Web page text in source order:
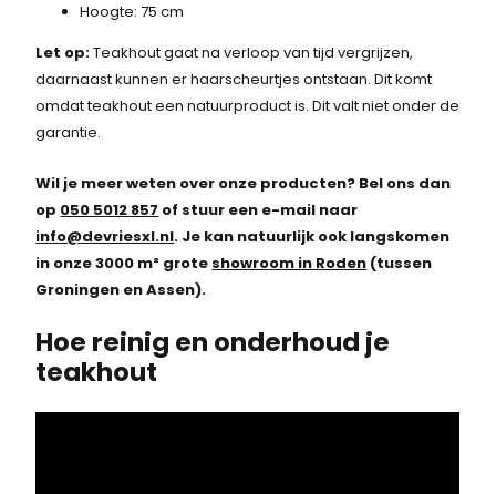
Hoogte: 75 cm
Let op:Teakhout gaat na verloop van tijd vergrijzen,
daarnaast kunnen er haarscheurtjes ontstaan. Dit komt
omdat teakhout een natuurproduct is. Dit valt niet onder de
garantie.
Wil je meer weten over onze producten? Bel ons dan
op 050 5012 857 of stuur een e-mail naar
info@devriesxl.nl. Je kan natuurlijk ook langskomen
in onze 3000 m² grote showroom in Roden (tussen
Groningen en Assen).
Hoe reinig en onderhoud je
teakhout